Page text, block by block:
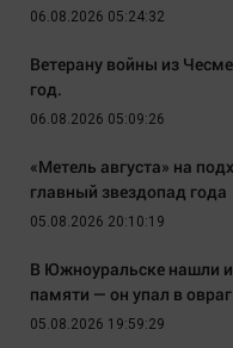
06.08.2026 05:24:32
Ветерану войны из
год.
06.08.2026 05:09:26
«Метель августа» на
главный звездопад года
05.08.2026 20:10:19
В Южноуральске нашли
памяти — он упал в
05.08.2026 19:59:29